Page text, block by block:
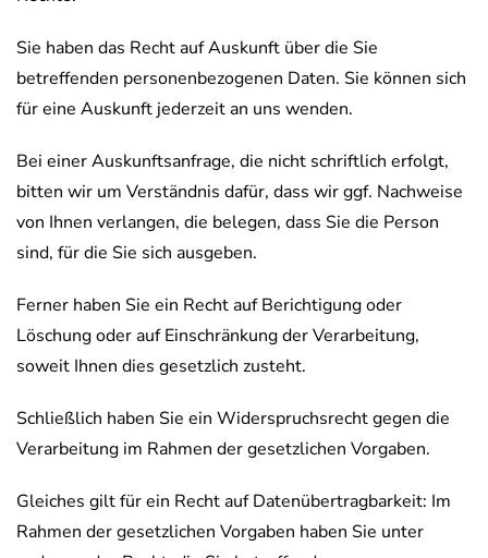
Sie haben das Recht auf Auskunft über die Sie
betreffenden personenbezogenen Daten. Sie können sich
für eine Auskunft jederzeit an uns wenden.
Bei einer Auskunftsanfrage, die nicht schriftlich erfolgt,
bitten wir um Verständnis dafür, dass wir ggf. Nachweise
von Ihnen verlangen, die belegen, dass Sie die Person
sind, für die Sie sich ausgeben.
Ferner haben Sie ein Recht auf Berichtigung oder
Löschung oder auf Einschränkung der Verarbeitung,
soweit Ihnen dies gesetzlich zusteht.
Schließlich haben Sie ein Widerspruchsrecht gegen die
Verarbeitung im Rahmen der gesetzlichen Vorgaben.
Gleiches gilt für ein Recht auf Datenübertragbarkeit: Im
Rahmen der gesetzlichen Vorgaben haben Sie unter